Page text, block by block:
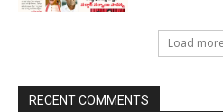
Load more
RECENT COMMENTS